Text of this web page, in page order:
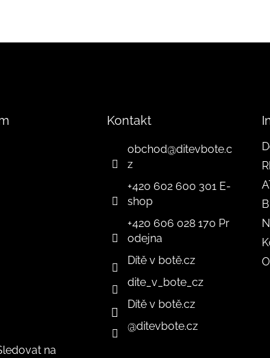
na
Kontakt
obchod@ditevbote.c
z
+420 602 600 301 E-
shop
+420 606 028 170 Pr
odejna
Dítě v botě.cz
dite_v_bote_cz
Dítě v botě.cz
@ditevbote.cz